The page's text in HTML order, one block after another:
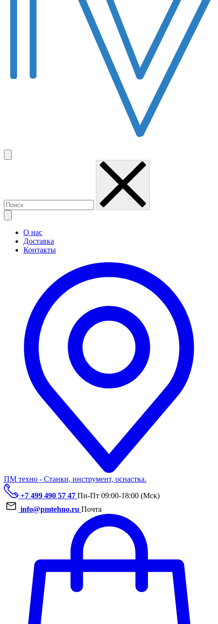
О нас
Доставка
Контакты
ПМ техно - Станки, инструмент, оснастка.
+7 499 490 57 47 Пн-Пт 09:00-18:00 (Мск)
info@pmtehno.ru Почта